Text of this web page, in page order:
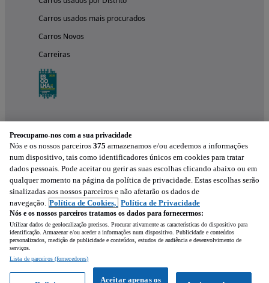
Carros usados mais procurados
Carros Novos
Carreiras
Experimenta a aplicação
Preocupamo-nos com a sua privacidade
Nós e os nossos parceiros 375 armazenamos e/ou acedemos a informações
num dispositivo, tais como identificadores únicos em cookies para tratar
dados pessoais. Pode aceitar ou gerir as suas escolhas clicando abaixo ou em
qualquer momento na página da política de privacidade. Estas escolhas serão
sinalizadas aos nossos parceiros e não afetarão os dados de
navegação. Política de Cookies, Política de Privacidade
Nós e os nossos parceiros tratamos os dados para fornecermos:
Utilizar dados de geolocalização precisos. Procurar ativamente as características do dispositivo para
identificação. Armazenar e/ou aceder a informações num dispositivo. Publicidade e conteúdos
personalizados, medição de publicidade e conteúdos, estudos de audiência e desenvolvimento de
serviços.
Lista de parceiros (fornecedores)
Aceitar apenas os